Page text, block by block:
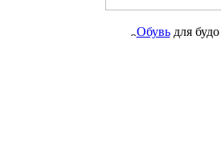
Обувьдля